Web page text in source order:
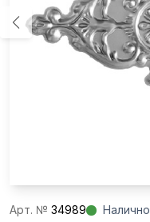
Aрт. № 34989 Налично